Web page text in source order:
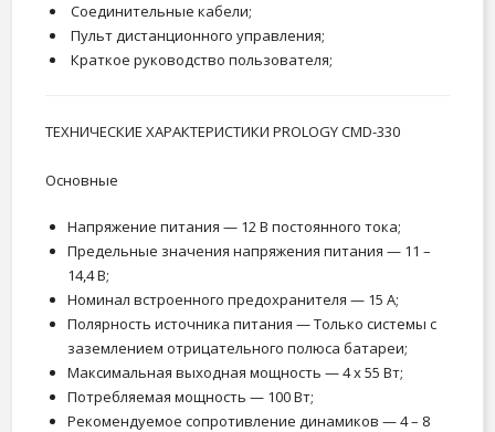
Соединительные кабели;
Пульт дистанционного управления;
Краткое руководство пользователя;
ТЕХНИЧЕСКИЕ ХАРАКТЕРИСТИКИ PROLOGY CMD-330
Основные
Напряжение питания — 12 В постоянного тока;
Предельные значения напряжения питания — 11 –
14,4 В;
Номинал встроенного предохранителя — 15 А;
Полярность источника питания — Только системы с
заземлением отрицательного полюса батареи;
Максимальная выходная мощность — 4 x 55 Вт;
Потребляемая мощность — 100 Вт;
Рекомендуемое сопротивление динамиков — 4 – 8